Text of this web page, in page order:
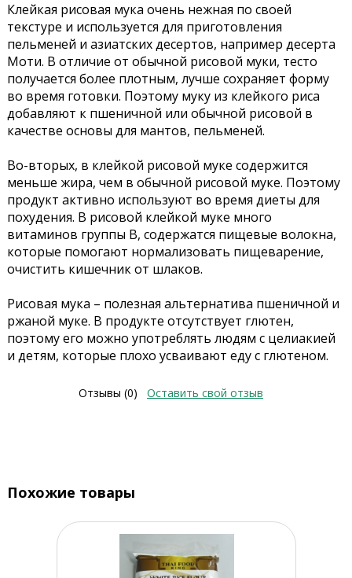
Клейкая рисовая мука очень нежная по своей
текстуре и используется для приготовления
пельменей и азиатских десертов, например десерта
Моти. В отличие от обычной рисовой муки, тесто
получается более плотным, лучше сохраняет форму
во время готовки. Поэтому муку из клейкого риса
добавляют к пшеничной или обычной рисовой в
качестве основы для мантов, пельменей.
Во-вторых, в клейкой рисовой муке содержится
меньше жира, чем в обычной рисовой муке. Поэтому
продукт активно используют во время диеты для
похудения. В рисовой клейкой муке много
витаминов группы В, содержатся пищевые волокна,
которые помогают нормализовать пищеварение,
очистить кишечник от шлаков.
Рисовая мука – полезная альтернатива пшеничной и
ржаной муке. В продукте отсутствует глютен,
поэтому его можно употреблять людям с целиакией
и детям, которые плохо усваивают еду с глютеном.
Отзывы (0) Оставить свой отзыв
Похожие товары